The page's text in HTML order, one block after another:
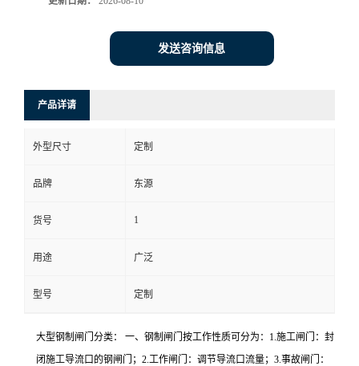
发送咨询信息
产品详请
外型尺寸 定制
品牌 东源
货号 1
用途 广泛
型号 定制
大型钢制闸门分类： 一、钢制闸门按工作性质可分为：1.施工闸门：封
闭施工导流口的钢闸门；2.工作闸门：调节导流口流量；3.事故闸门：